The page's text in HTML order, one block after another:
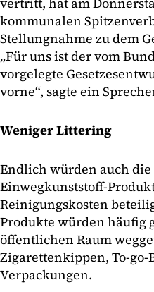
kommunalen
Stellungnahme zu dem
„Für uns ist der vom
vorgelegte
vorne“, sagte ein
Weniger Littering
Endlich würden auch
Einwegkunststoff-
Reinigungskosten
Produkte würden häufig
öffentlichen Raum
Zigarettenkippen, To-go-
Verpackungen.